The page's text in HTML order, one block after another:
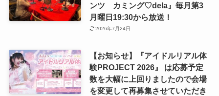
ンツ カミング♡dela』毎月第3
月曜日19:30から放送！
2026年7月24日
【お知らせ】『アイドルリアル体
験PROJECT 2026』 は応募予定
数を大幅に上回りましたので会場
を変更して再募集させていただき